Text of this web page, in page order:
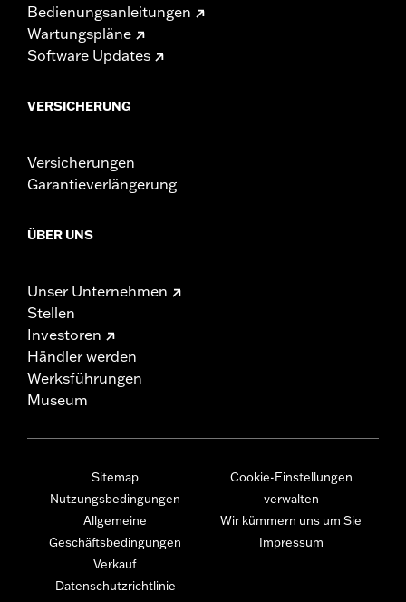
Bedienungsanleitungen
Wartungspläne
Software Updates
VERSICHERUNG
Versicherungen
Garantieverlängerung
ÜBER UNS
Unser Unternehmen
Stellen
Investoren
Händler werden
Werksführungen
Museum
Sitemap
Nutzungsbedingungen
Allgemeine
Geschäftsbedingungen
Verkauf
Datenschutzrichtlinie
Cookie-Einstellungen
verwalten
Wir kümmern uns um Sie
Impressum